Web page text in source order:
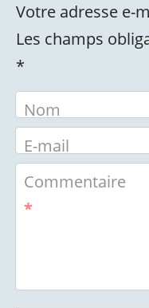
Votre adresse e-
Les champs
*
Nom
E-mail
Commentaire
*